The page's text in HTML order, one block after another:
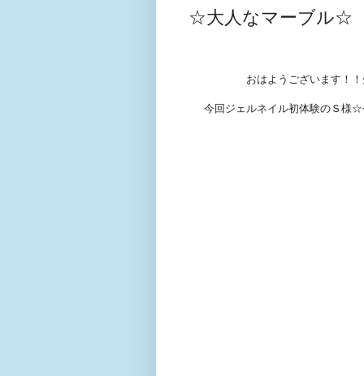
☆大人なマーブル☆
おはようございます！
今回ジェルネイル初体験のＳ様